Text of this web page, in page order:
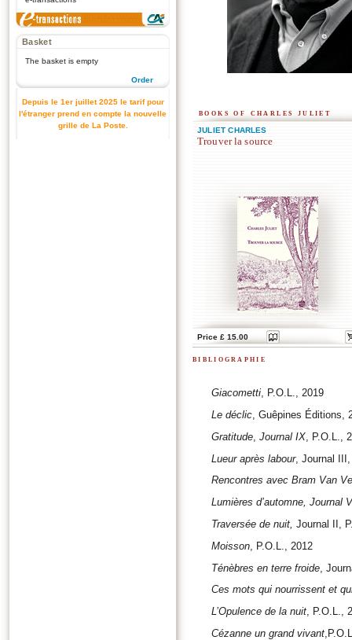
Basket
The basket is empty
Order
Depuis le 1er juillet 2025 le tarif pour
l'étranger prend en compte la nouvelle
grille de La Poste.
books of charles juliet
JULIET CHARLES
Trouver la source
Price £ 15.00
bibliographie
Giacometti, P.O.L., 2019
Le déclic , Guêpines Éditions,
Gratitude Journal IX , P.O.L.,
Lueur après labour, Journal
Rencontres avec Bram Van
Lumières d’automne, Journal
Traversée de nuit, Journal II,
Moisson , P.O.L., 2012
Ténèbres en terre froide ,
Ces mots qui nourrissent et
L’Opulence de la nuit, P.O.L.,
Cézanne un grand vivant